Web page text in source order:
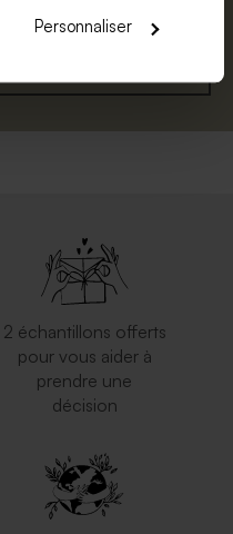
Personnaliser
2 échantillons offerts
pour vous aider à
prendre une
décision